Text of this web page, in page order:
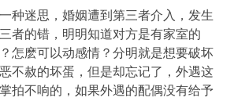
种迷思，婚姻遭到第三者介入，发生
者的错，明明知道对方是有家室的
怎麽可以动感情？分明就是想要破坏
不赦的坏蛋，但是却忘记了，外遇这
拍不响的，如果外遇的配偶没有给予